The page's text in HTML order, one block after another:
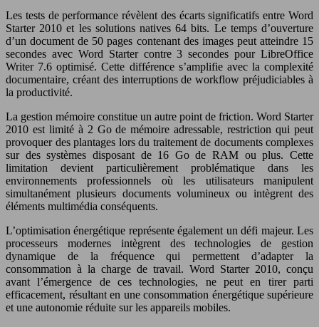
Les tests de performance révèlent des écarts significatifs entre Word
Starter 2010 et les solutions natives 64 bits. Le temps d’ouverture
d’un document de 50 pages contenant des images peut atteindre 15
secondes avec Word Starter contre 3 secondes pour LibreOffice
Writer 7.6 optimisé. Cette différence s’amplifie avec la complexité
documentaire, créant des interruptions de workflow préjudiciables à
la productivité.
La gestion mémoire constitue un autre point de friction. Word Starter
2010 est limité à 2 Go de mémoire adressable, restriction qui peut
provoquer des plantages lors du traitement de documents complexes
sur des systèmes disposant de 16 Go de RAM ou plus. Cette
limitation devient particulièrement problématique dans les
environnements professionnels où les utilisateurs manipulent
simultanément plusieurs documents volumineux ou intègrent des
éléments multimédia conséquents.
L’optimisation énergétique représente également un défi majeur. Les
processeurs modernes intègrent des technologies de gestion
dynamique de la fréquence qui permettent d’adapter la
consommation à la charge de travail. Word Starter 2010, conçu
avant l’émergence de ces technologies, ne peut en tirer parti
efficacement, résultant en une consommation énergétique supérieure
et une autonomie réduite sur les appareils mobiles.